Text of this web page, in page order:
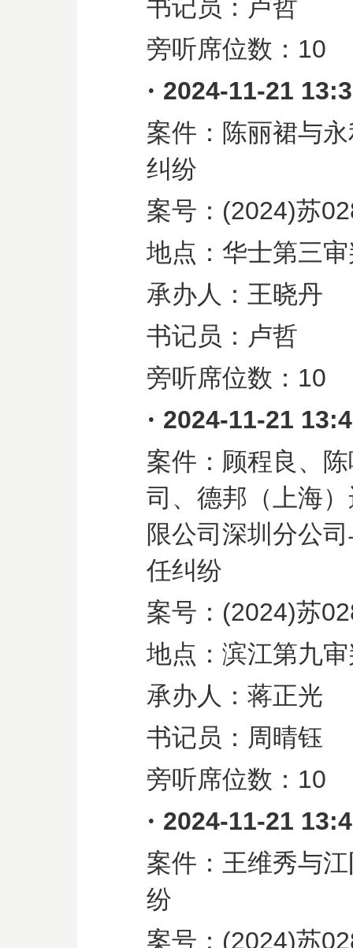
书记员：卢哲
旁听席位数： 10
· 2024-11-21
案件：陈丽裙与
纠纷
案号： (2024)苏
地点：华士第三
承办人：王晓丹
书记员：卢哲
旁听席位数： 10
· 2024-11-21
案件：顾程良、
司、德邦（上海
限公司深圳分公
任纠纷
案号： (2024)苏
地点：滨江第九
承办人：蒋正光
书记员：周晴钰
旁听席位数： 10
· 2024-11-21
案件：王维秀与
纷
案号： (2024)苏